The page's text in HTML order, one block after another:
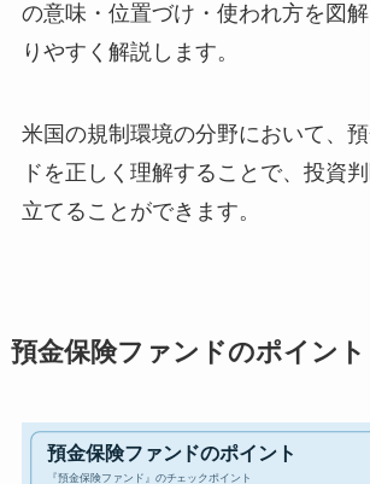
の意味・位置づけ・使われ方を図
りやすく解説します。
米国の規制環境の分野において、
ドを正しく理解することで、投資
立てることができます。
預金保険ファンドのポイント